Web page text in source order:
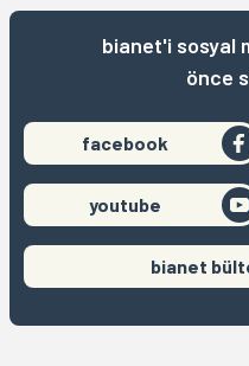
bianet'i sosyal
önce
facebook
youtube
bianet